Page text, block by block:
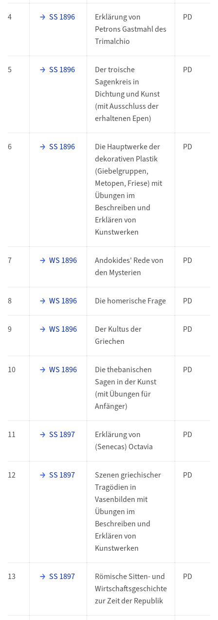
4 SS 1896
Erklärung von
Petrons Gastmahl des
Trimalchio
PD
5 SS 1896
Der troische
Sagenkreis in
Dichtung und Kunst
(mit Ausschluss der
erhaltenen Epen)
PD
6 SS 1896
Die Hauptwerke der
dekorativen Plastik
(Giebelgruppen,
Metopen, Friese) mit
Übungen im
Beschreiben und
Erklären von
Kunstwerken
PD
7 WS 1896
Andokides' Rede von
den Mysterien
PD
8 WS 1896 Die homerische Frage PD
9 WS 1896
Der Kultus der
Griechen
PD
10 WS 1896
Die thebanischen
Sagen in der Kunst
(mit Übungen für
Anfänger)
PD
11 SS 1897
Erklärung von
(Senecas) Octavia
PD
12 SS 1897
Szenen griechischer
Tragödien in
Vasenbilden mit
Übungen im
Beschreiben und
Erklären von
Kunstwerken
PD
13 SS 1897
Römische Sitten- und
Wirtschaftsgeschichte
zur Zeit der Republik
PD